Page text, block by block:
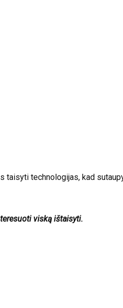
technologijas, kad
viską ištaisyti.